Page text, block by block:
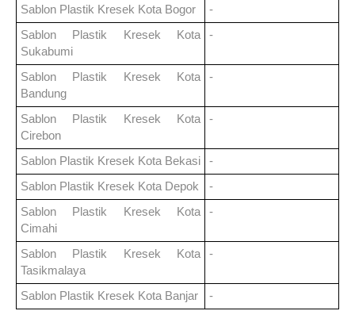
Sablon Plastik Kresek Kota Bogor
-
Sablon Plastik Kresek
Kota
Sukabumi
-
Sablon Plastik Kresek
Kota
Bandung
-
Sablon Plastik Kresek
Kota
Cirebon
-
Sablon Plastik Kresek Kota Bekasi
-
Sablon Plastik Kresek Kota Depok
-
Sablon Plastik Kresek
Kota
Cimahi
-
Sablon Plastik Kresek
Kota
Tasikmalaya
-
Sablon Plastik Kresek Kota Banjar -